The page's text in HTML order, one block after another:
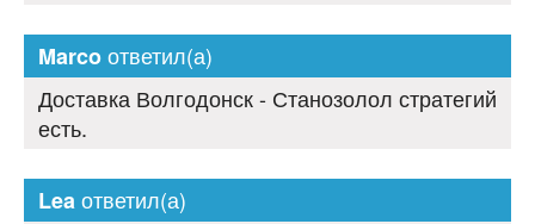
Marcoответил(а)
Доставка Волгодонск - Станозолол стратегий
есть.
Leaответил(а)